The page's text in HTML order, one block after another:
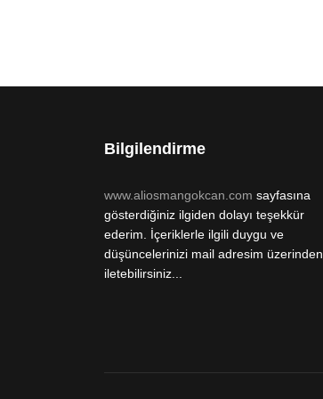
Bilgilendirme
www.aliosmangokcan.com sayfasına
gösterdiğiniz ilgiden dolayı teşekkür
ederim. İçeriklerle ilgili duygu ve
düşüncelerinizi mail adresim üzerinden
iletebilirsiniz...